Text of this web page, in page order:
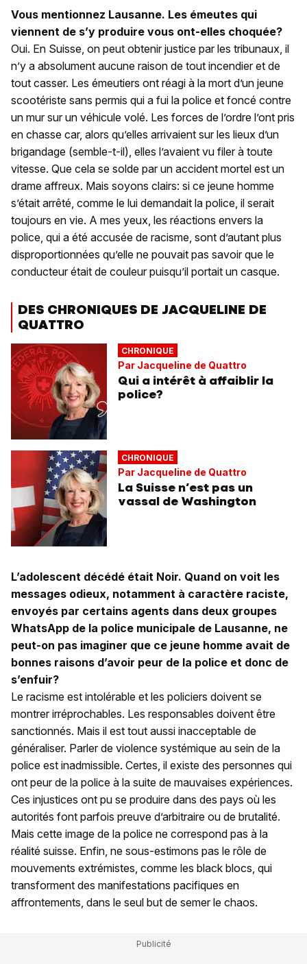
Vous mentionnez Lausanne. Les émeutes qui
viennent de s’y produire vous ont-elles choquée?
Oui. En Suisse, on peut obtenir justice par les tribunaux, il
n’y a absolument aucune raison de tout incendier et de
tout casser. Les émeutiers ont réagi à la mort d’un jeune
scootériste sans permis qui a fui la police et foncé contre
un mur sur un véhicule volé. Les forces de l’ordre l’ont pris
en chasse car, alors qu’elles arrivaient sur les lieux d’un
brigandage (semble-t-il), elles l’avaient vu filer à toute
vitesse. Que cela se solde par un accident mortel est un
drame affreux. Mais soyons clairs: si ce jeune homme
s’était arrêté, comme le lui demandait la police, il serait
toujours en vie. A mes yeux, les réactions envers la
police, qui a été accusée de racisme, sont d’autant plus
disproportionnées qu’elle ne pouvait pas savoir que le
conducteur était de couleur puisqu’il portait un casque.
DES CHRONIQUES DE JACQUELINE DE
QUATTRO
CHRONIQUE
Par Jacqueline de Quattro
Qui a intérêt à affaiblir la
police?
CHRONIQUE
Par Jacqueline de Quattro
La Suisse n’est pas un
vassal de Washington
L’adolescent décédé était Noir. Quand on voit les
messages odieux, notamment à caractère raciste,
envoyés par certains agents dans deux groupes
WhatsApp de la police municipale de Lausanne, ne
peut-on pas imaginer que ce jeune homme avait de
bonnes raisons d’avoir peur de la police et donc de
s’enfuir?
Le racisme est intolérable et les policiers doivent se
montrer irréprochables. Les responsables doivent être
sanctionnés. Mais il est tout aussi inacceptable de
généraliser. Parler de violence systémique au sein de la
police est inadmissible. Certes, il existe des personnes qui
ont peur de la police à la suite de mauvaises expériences.
Ces injustices ont pu se produire dans des pays où les
autorités font parfois preuve d’arbitraire ou de brutalité.
Mais cette image de la police ne correspond pas à la
réalité suisse. Enfin, ne sous-estimons pas le rôle de
mouvements extrémistes, comme les black blocs, qui
transforment des manifestations pacifiques en
affrontements, dans le seul but de semer le chaos.